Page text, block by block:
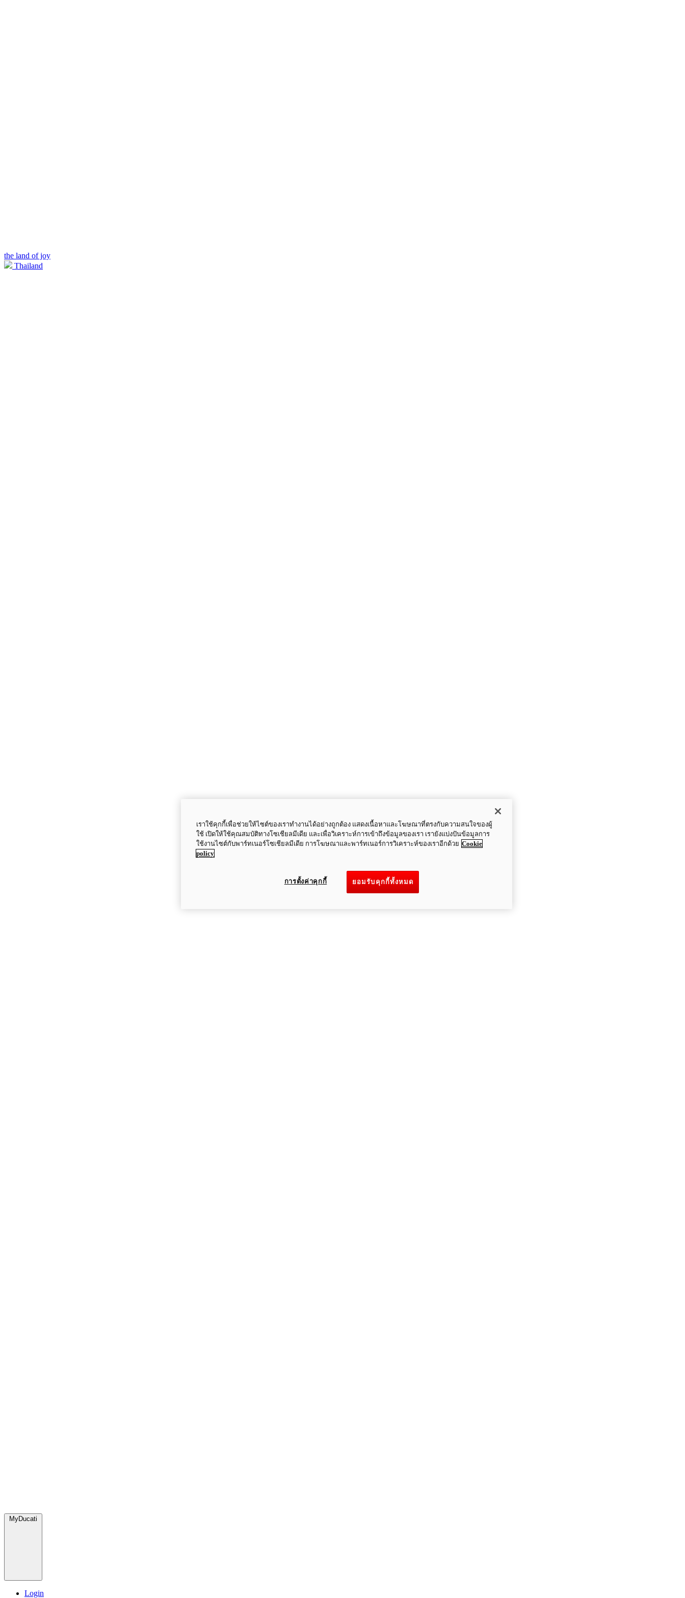
the land of joy
Thailand
MyDucati
Login
เราใช้คุกกี้เพื่อช่วยให้ไซต์ของเราทำงานได้อย่างถูกต้อง แสดงเนื้อหาและโฆษณาที่ตรงกับความสนใจของผู้
ใช้ เปิดให้ใช้คุณสมบัติทางโซเชียลมีเดีย และเพื่อวิเคราะห์การเข้าถึงข้อมูลของเรา เรายังแบ่งปันข้อมูลการ
ใช้งานไซต์กับพาร์ทเนอร์โซเชียลมีเดีย การโฆษณาและพาร์ทเนอร์การวิเคราะห์ของเราอีกด้วย Cookie
policy
ยอมรับคุกกี้ทั้งหมด
การตั้งค่าคุกกี้